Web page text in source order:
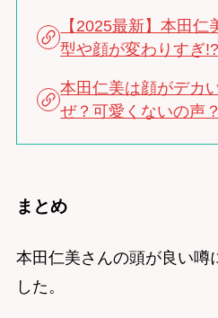
【2025最新】本田
型や顔が変わりすぎ!?
本田仁美は顔がデカ
ぜ？可愛くないの声？
まとめ
本田仁美さんの頭が良い噂
した。